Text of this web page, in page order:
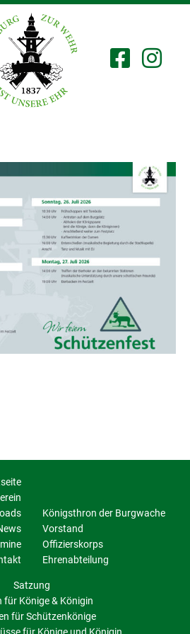
Königsthron der Burgwache
Vorstand
Offizierskorps
Ehrenabteilung
Satzung
für Könige & Königin
für Schützenkönige